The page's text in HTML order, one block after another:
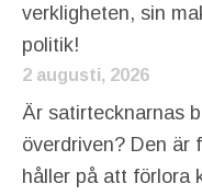
verkligheten, sin
politik!
2 augusti, 2026
Är satirtecknarnas
överdriven? Den är
håller på att förlora